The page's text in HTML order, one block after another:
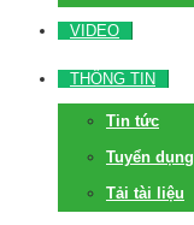
VIDEO
THÔNG TIN
Tin tức
Tuyển dụng
Tải tài liệu